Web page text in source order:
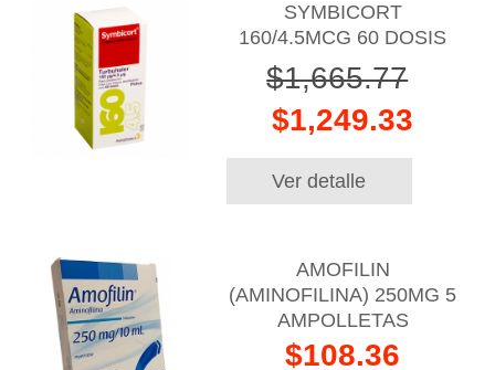
SYMBICORT
160/4.5MCG 60 DOSIS
$1,665.77
$1,249.33
Ver detalle
AMOFILIN
(AMINOFILINA) 250MG 5
AMPOLLETAS
$108.36